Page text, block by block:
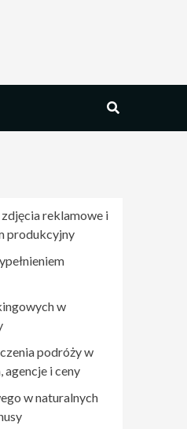
reklamowe i
produkcyjny
w
podróży w
i ceny
w naturalnych